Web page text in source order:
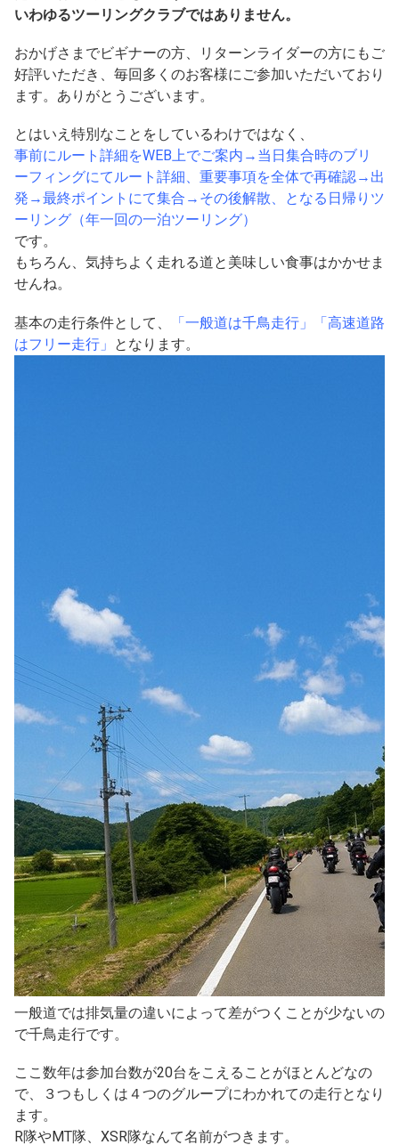
いわゆるツーリングクラブではありません。
おかげさまでビギナーの方、リターンライダーの方にもご
好評いただき、毎回多くのお客様にご参加いただいており
ます。ありがとうございます。
とはいえ特別なことをしているわけではなく、
事前にルート詳細をWEB上でご案内→当日集合時のブリ
ーフィングにてルート詳細、重要事項を全体で再確認→出
発→最終ポイントにて集合→その後解散、となる日帰りツ
ーリング（年一回の一泊ツーリング）
です。
もちろん、気持ちよく走れる道と美味しい食事はかかせま
せんね。
基本の走行条件として、
「一般道は千鳥走行」「高速道路
はフリー走行」 となります。
一般道では排気量の違いによって差がつくことが少ないの
で千鳥走行です。
ここ数年は参加台数が20台をこえることがほとんどなの
で、３つもしくは４つのグループにわかれての走行となり
ます。
R隊やMT隊、XSR隊なんて名前がつきます。